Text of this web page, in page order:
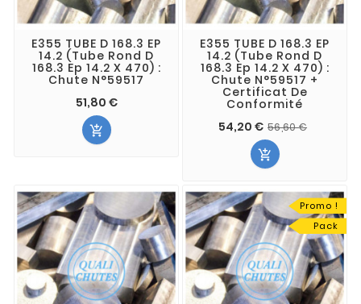
E355 TUBE D 168.3 EP
14.2 (Tube Rond D
168.3 Ep 14.2 X 470) :
Chute N°59517
51,80 €

E355 TUBE D 168.3 EP
14.2 (Tube Rond D
168.3 Ep 14.2 X 470) :
Chute N°59517 +
Certificat De
Conformité
54,20 € 56,60 €

Promo !
Pack